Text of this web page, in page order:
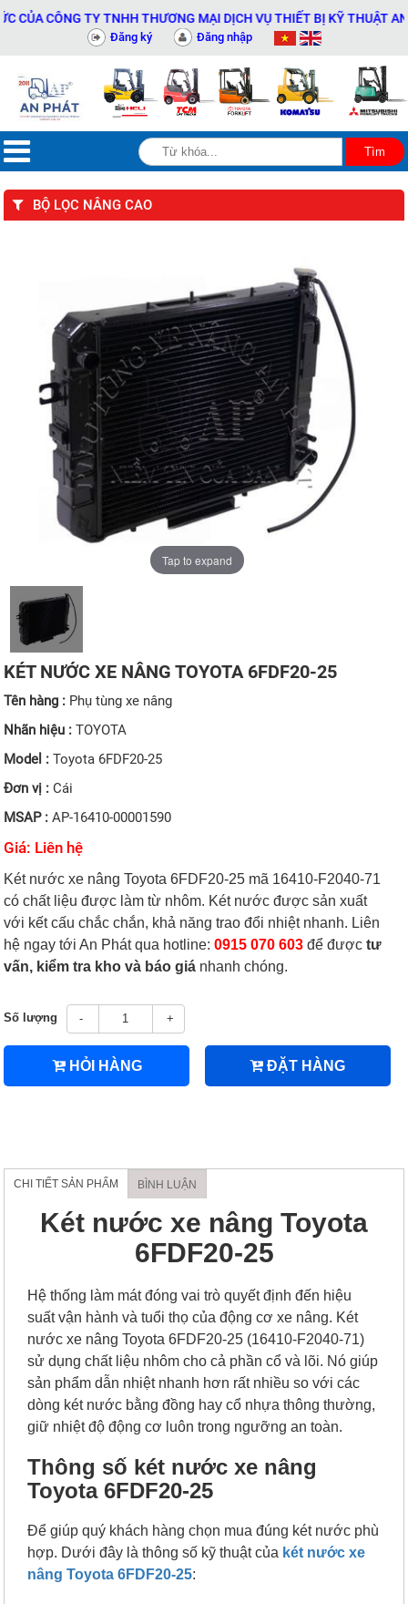
CÔNG TY TNHH THƯƠNG MẠI DỊCH VỤ THIẾT BỊ KỸ THUẬT AN
Đăng ký Đăng nhập
BỘ LỌC NÂNG CAO
Tap to expand
KÉT NƯỚC XE NÂNG TOYOTA 6FDF20-25
Tên hàng : Phụ tùng xe nâng
Nhãn hiệu :TOYOTA
Model :Toyota 6FDF20-25
Đơn vị :Cái
MSAP :AP-16410-00001590
Giá: Liên hệ
Két nước xe nâng Toyota 6FDF20-25 mã 16410-F2040-71
có chất liệu được làm từ nhôm. Két nước được sản xuất
với kết cấu chắc chắn, khả năng trao đổi nhiệt nhanh. Liên
hệ ngay tới An Phát qua hotline:0915 070 603 để đượctư
vấn, kiểm tra kho và báo giá nhanh chóng.
Số lượng - +
HỎI HÀNG ĐẶT HÀNG
CHI TIẾT SẢN PHẨM BÌNH LUẬN
Két nước xe nâng Toyota
6FDF20-25
Hệ thống làm mát đóng vai trò quyết định đến hiệu
suất vận hành và tuổi thọ của động cơ xe nâng. Két
nước xe nâng Toyota 6FDF20-25 (16410-F2040-71)
sử dụng chất liệu nhôm cho cả phần cổ và lõi. Nó giúp
sản phẩm dẫn nhiệt nhanh hơn rất nhiều so với các
dòng két nước bằng đồng hay cổ nhựa thông thường,
giữ nhiệt độ động cơ luôn trong ngưỡng an toàn.
Thông số két nước xe nâng
Toyota 6FDF20-25
Để giúp quý khách hàng chọn mua đúng két nước phù
hợp. Dưới đây là thông số kỹ thuật của két nước xe
nâng Toyota 6FDF20-25: